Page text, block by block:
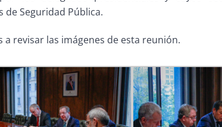
de Seguridad Pública.
a revisar las imágenes de esta reunión.